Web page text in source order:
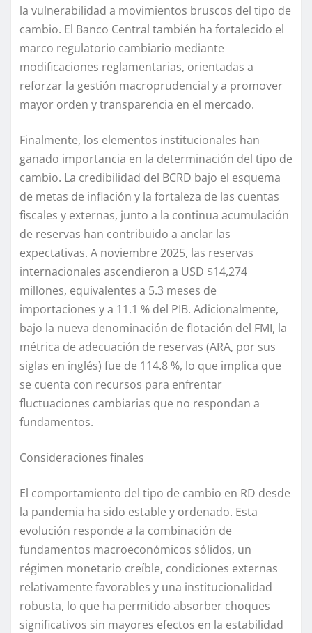
la vulnerabilidad a movimientos bruscos del tipo de
cambio. El Banco Central también ha fortalecido el
marco regulatorio cambiario mediante
modificaciones reglamentarias, orientadas a
reforzar la gestión macroprudencial y a promover
mayor orden y transparencia en el mercado.
Finalmente, los elementos institucionales han
ganado importancia en la determinación del tipo de
cambio. La credibilidad del BCRD bajo el esquema
de metas de inflación y la fortaleza de las cuentas
fiscales y externas, junto a la continua acumulación
de reservas han contribuido a anclar las
expectativas. A noviembre 2025, las reservas
internacionales ascendieron a USD $14,274
millones, equivalentes a 5.3 meses de
importaciones y a 11.1 % del PIB. Adicionalmente,
bajo la nueva denominación de flotación del FMI, la
métrica de adecuación de reservas (ARA, por sus
siglas en inglés) fue de 114.8 %, lo que implica que
se cuenta con recursos para enfrentar
fluctuaciones cambiarias que no respondan a
fundamentos.
Consideraciones finales
El comportamiento del tipo de cambio en RD desde
la pandemia ha sido estable y ordenado. Esta
evolución responde a la combinación de
fundamentos macroeconómicos sólidos, un
régimen monetario creíble, condiciones externas
relativamente favorables y una institucionalidad
robusta, lo que ha permitido absorber choques
significativos sin mayores efectos en la estabilidad